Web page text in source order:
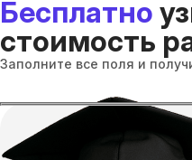
Бесплатно
стоимость
Заполните все поля и